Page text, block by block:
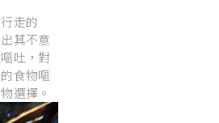
走的
其不意
吐，對
食物嘔
選擇。